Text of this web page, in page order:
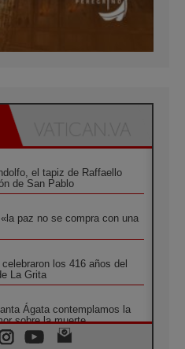
el tapiz de Raffaello
de San Pablo
paz no se compra con una
los 416 años del
La Grita
Ágata contemplamos la
sobre la muerte